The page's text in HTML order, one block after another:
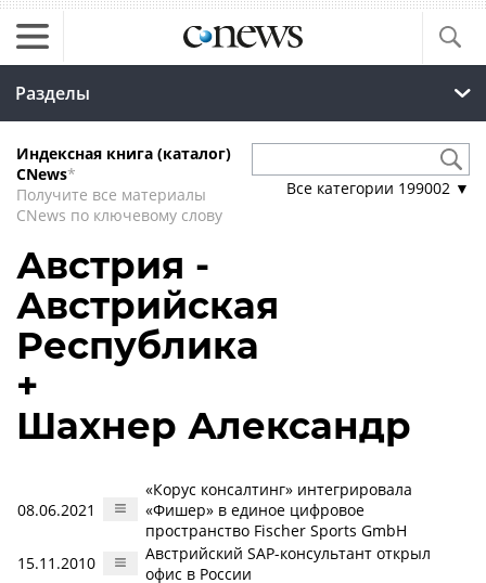
Разделы
Индексная книга (каталог)
CNews*
Получите все материалы
CNews по ключевому слову
Все категории 199002 ▼
Австрия -
Австрийская
Республика
+
Шахнер Александр
08.06.2021
«Корус консалтинг» интегрировала
«Фишер» в единое цифровое
пространство Fischer Sports GmbH
15.11.2010
Австрийский SAP-консультант открыл
офис в России